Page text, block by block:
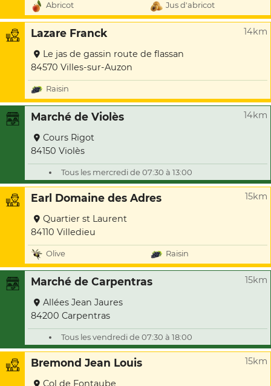
Abricot Jus d'abricot
Lazare Franck 14km
Le jas de gassin route de flassan
84570 Villes-sur-Auzon
Raisin
Marché de Violès 14km
Cours Rigot
84150 Violès
Tous les mercredi de 07:30 à 13:00
Earl Domaine des Adres 15km
Quartier st Laurent
84110 Villedieu
Olive Raisin
Marché de Carpentras 15km
Allées Jean Jaures
84200 Carpentras
Tous les vendredi de 07:30 à 18:00
Bremond Jean Louis 15km
Col de Fontaube